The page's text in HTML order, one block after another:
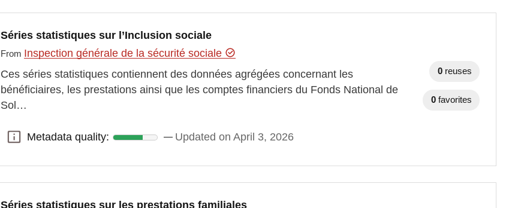
Séries statistiques sur l’Inclusion sociale
From Inspection générale de la sécurité sociale
Ces séries statistiques contiennent des données agrégées concernant les
bénéficiaires, les prestations ainsi que les comptes financiers du Fonds National de
Sol…
Metadata quality:
Metadata quality: Updated on April 3, 2026
0 reuses
0 favorites
Séries statistiques sur les prestations familiales